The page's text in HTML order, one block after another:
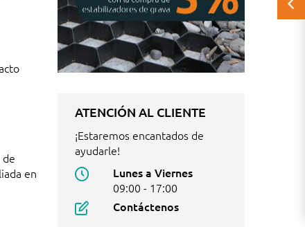
en
ATENCIÓN AL CLIENTE
¡Estaremos encantados de
ayudarle!
Lunes a Viernes
09:00 - 17:00
Contáctenos